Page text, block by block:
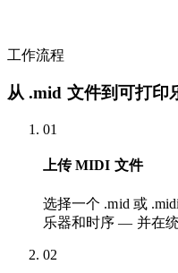
工作流程
从 .mid 文件到可打印
01
上传 MIDI 文件
选择一个 .mid 或
乐器和时序 — 并在
02